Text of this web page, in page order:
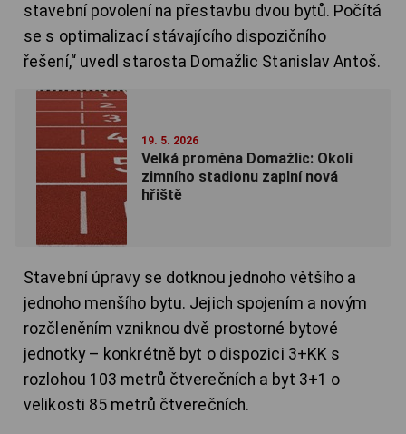
stavební povolení na přestavbu dvou bytů. Počítá
se s optimalizací stávajícího dispozičního
řešení,“ uvedl starosta Domažlic Stanislav Antoš.
19. 5. 2026
Velká proměna Domažlic: Okolí
zimního stadionu zaplní nová
hřiště
Stavební úpravy se dotknou jednoho většího a
jednoho menšího bytu. Jejich spojením a novým
rozčleněním vzniknou dvě prostorné bytové
jednotky – konkrétně byt o dispozici 3+KK s
rozlohou 103 metrů čtverečních a byt 3+1 o
velikosti 85 metrů čtverečních.